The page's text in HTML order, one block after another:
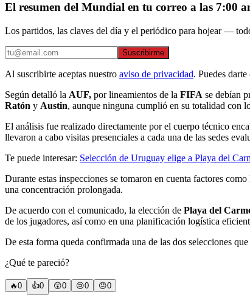
El resumen del Mundial en tu correo a las 7:00
Los partidos, las claves del día y el periódico para hojear —
Suscribirme
Al suscribirte aceptas nuestro aviso de privacidad. Puedes
Según detalló la AUF, por lineamientos de la FIFA se debían
Ratón y Austin, aunque ninguna cumplió en su totalidad con
El análisis fue realizado directamente por el cuerpo técnico
llevaron a cabo visitas presenciales a cada una de las sedes
Te puede interesar: Selección de Uruguay elige a Playa del
Durante estas inspecciones se tomaron en cuenta factores
una concentración prolongada.
De acuerdo con el comunicado, la elección de Playa del
de los jugadores, así como en una planificación logística
De esta forma queda confirmada una de las dos selecciones que
¿Qué te pareció?
🔥0 👍0 😲0 😢0 😠0